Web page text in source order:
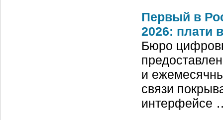
Первый в
2026: плати
Бюро
и
связи
интерфейсе